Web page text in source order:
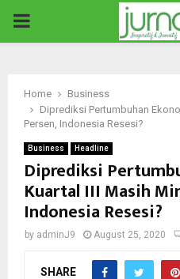
PRIMARY
Home
Business
Diprediksi Pertumbuhan
Persen, Indonesia Resesi?
Business Headline
Diprediksi
Kuartal III Masih
Indonesia Resesi?
by adminJ9 August 25, 2020
SHARE